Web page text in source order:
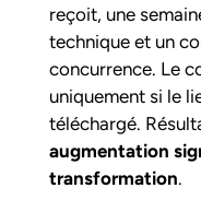
reçoit, une
technique et un
concurrence. Le
uniquement si le
téléchargé.
augmentation
transformation.